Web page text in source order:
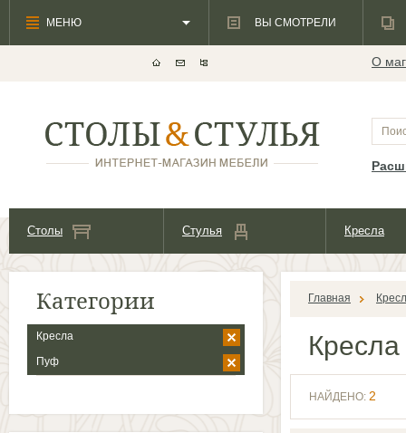
О
Столы Стулья Кресла
Категории
Кресла
Пуф
Главная
Кресла
НАЙДЕНО: 2
МЕНЮ ВЫ СМОТРЕЛИ